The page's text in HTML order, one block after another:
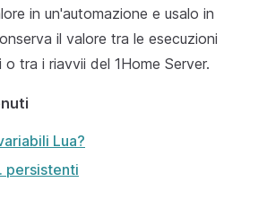
in un'automazione e usalo in
il valore tra le esecuzioni
tra i riavvii del 1Home Server.
Lua?
persistenti